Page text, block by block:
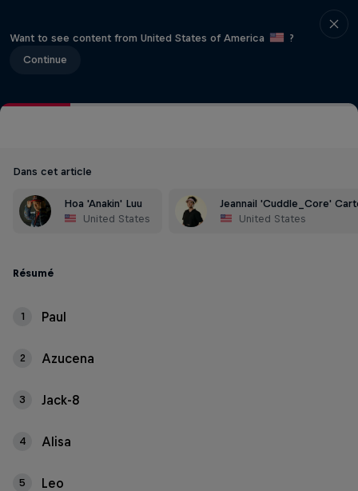
Want to see content from United States of America
?
Continue
Dans cet article
Hoa 'Anakin' Luu
United States
Jeannail 'Cuddle_Core'
United States
Résumé
1 Paul
2 Azucena
3 Jack-8
4 Alisa
5 Leo